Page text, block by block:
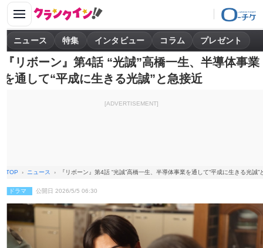
ニュース 特集 インタビュー コラム プレゼント
『リボーン』第4話 “光誠”高橋一生、半導体事業
を通して“平成に生きる光誠”と急接近
[ADVERTISEMENT]
TOP ニュース 『リボーン』第4話 “光誠”高橋一生、半導体事業を通して“平成に生きる光誠”
ドラマ 公開日 2026/5/5 06:30